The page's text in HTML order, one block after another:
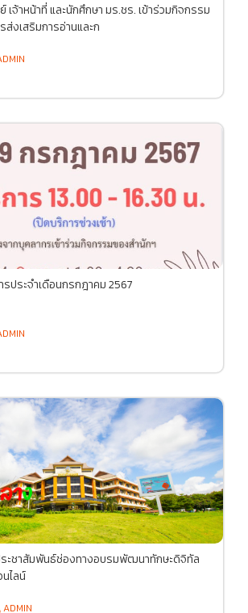
เจ้าหน้าที่ และนักศึกษา มร.ชร. เข้าร่วมกิจกรรม
งเสริมการอ่านและก
ประจำเดือนกรกฎาคม 2567
ะชาสัมพันธ์ช่องทางอบรมพัฒนาทักษะดิจิทัล
ไลน์
ADMIN